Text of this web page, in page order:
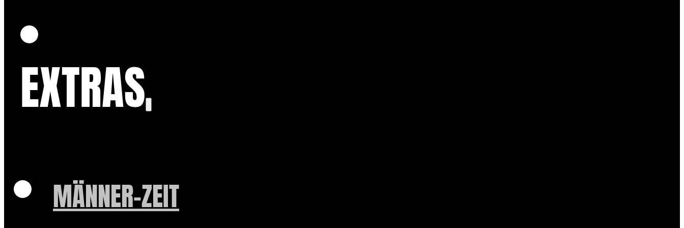
EXTRAS
MÄNNER-ZEIT